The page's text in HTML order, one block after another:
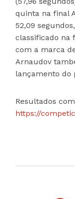
quinta na final
52,09
classificado na
com a marca
Arnaudov
lançamento do
Resultados
https://